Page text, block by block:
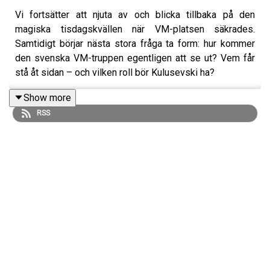
Vi fortsätter att njuta av och blicka tillbaka på den
magiska tisdagskvällen när VM-platsen säkrades.
Samtidigt börjar nästa stora fråga ta form: hur kommer
den svenska VM-truppen egentligen att se ut? Vem får
stå åt sidan – och vilken roll bör Kulusevski ha?
Dessutom tar vi oss an den eviga diskussionen: vilka är
Show more
RSS